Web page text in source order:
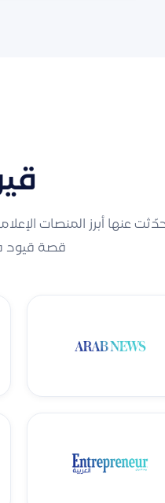
عنها أبرز المنصات
قصة قيود